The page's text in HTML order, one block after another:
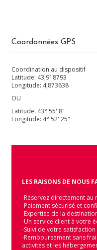
Coordonnées GPS
Coordination au dispositif
Latitude: 43,918793
Longitude: 4,873638
OU
Latitude: 43° 55' 8"
Longitude: 4° 52' 25"
LES RAISONS DE NOUS
-Réservez directement au
-Paiement sécurisé et
-Expertise de la
-Un service client à votre
-Suivi de votre satisfaction
-Remboursement sans
activités et les